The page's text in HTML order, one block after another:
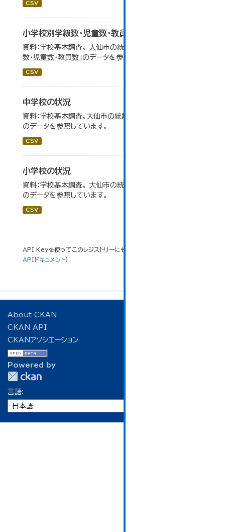
CSV
小学校別学級数・児童数・教員数
資料：学校基本調査。 大仙市の統計「14-4 小学校別学級
数・児童数・教員数」のデータを参照しています。
CSV
中学校の状況
資料：学校基本調査。大仙市の統計「14-5 中学校の状況」
のデータを参照しています。
CSV
小学校の状況
資料：学校基本調査。 大仙市の統計「14-3 小学校の状況」
のデータを参照しています。
CSV
API Keyを使ってこのレジストリーにもアクセス可能です
APIドキュメント).
About CKAN
CKAN API
CKANアソシエーション
Powered by
言語